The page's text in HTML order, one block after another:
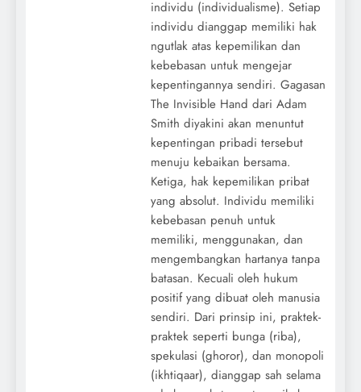
individu (individualisme). Setiap
individu dianggap memiliki hak
ngutlak atas kepemilikan dan
kebebasan untuk mengejar
kepentingannya sendiri. Gagasan
The Invisible Hand dari Adam
Smith diyakini akan menuntut
kepentingan pribadi tersebut
menuju kebaikan bersama.
Ketiga, hak kepemilikan pribat
yang absolut. Individu memiliki
kebebasan penuh untuk
memiliki, menggunakan, dan
mengembangkan hartanya tanpa
batasan. Kecuali oleh hukum
positif yang dibuat oleh manusia
sendiri. Dari prinsip ini, praktek-
praktek seperti bunga (riba),
spekulasi (ghoror), dan monopoli
(ikhtiqaar), dianggap sah selama